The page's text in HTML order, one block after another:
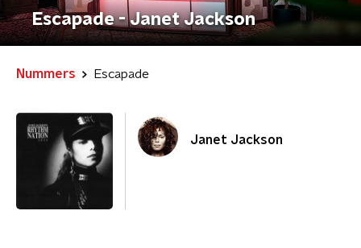
Escapade - Janet Jackson
Nummers Escapade
Janet Jackson